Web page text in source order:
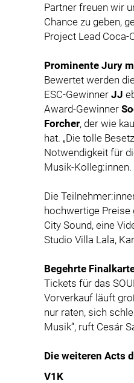
Partner freuen wir
Chance zu geben,
Project Lead Coca-
Prominente Jury
Bewertet werden
ESC-Gewinner JJ
Award-Gewinner
Forcher, der wie
hat. „Die tolle
Notwendigkeit für
Musik-Kolleg:innen.
Die
hochwertige Preise
City Sound, eine
Studio Villa Lala,
Begehrte
Tickets für das
Vorverkauf läuft
nur raten, sich
Musik“, ruft Cesár
Die weiteren Acts
V1K